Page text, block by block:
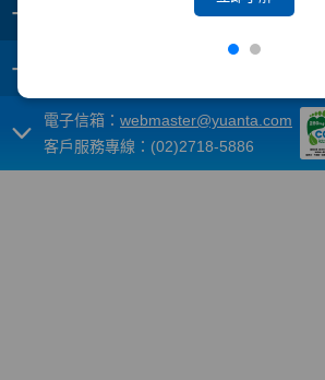
+
+
電子信箱： webmaster@yuanta.com
客戶服務專線：(02)2718-5886